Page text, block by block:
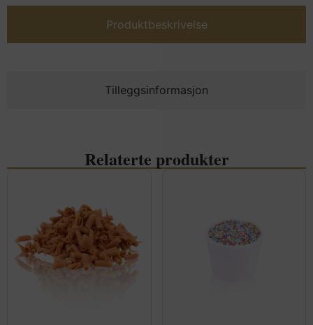
Produktbeskrivelse
Tilleggsinformasjon
Relaterte produkter